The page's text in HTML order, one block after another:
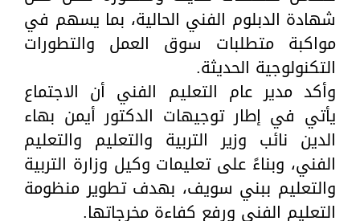
شهادة الدبلوم الفني الحالية، بما يسهم في
مواكبة متطلبات سوق العمل والتطورات
التكنولوجية الحديثة.
وأكد مدير عام التعليم الفني أن الاجتماع
يأتي في إطار توجيهات الدكتور أيمن بهاء
الدين نائب وزير التربية والتعليم والتعليم
الفني، وبناءً على تعليمات وكيل وزارة التربية
والتعليم ببني سويف، بهدف تطوير منظومة
التعليم الفني ورفع كفاءة مخرجاتها.